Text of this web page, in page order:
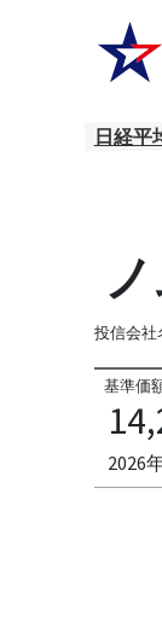
日経平
投信会社
基準価
2026